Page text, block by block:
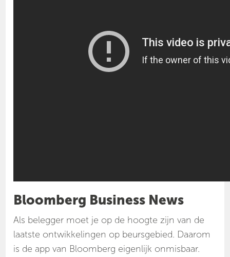
Bloomberg Business News
Als belegger moet je op de hoogte zijn van de
laatste ontwikkelingen op beursgebied. Daarom
is de app van Bloomberg eigenlijk onmisbaar.